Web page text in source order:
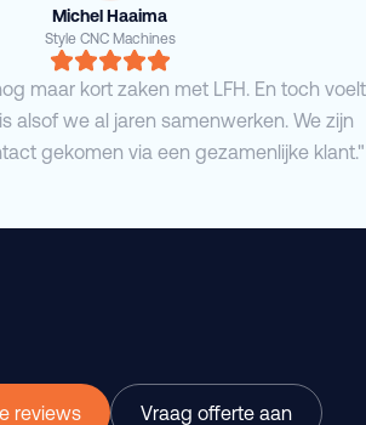
Michel Haaima
Style CNC Machines
maar kort zaken met LFH. En toch voelt
alsof we al jaren samenwerken. We zijn
gekomen via een gezamenlijke klant."
reviews Vraag offerte aan